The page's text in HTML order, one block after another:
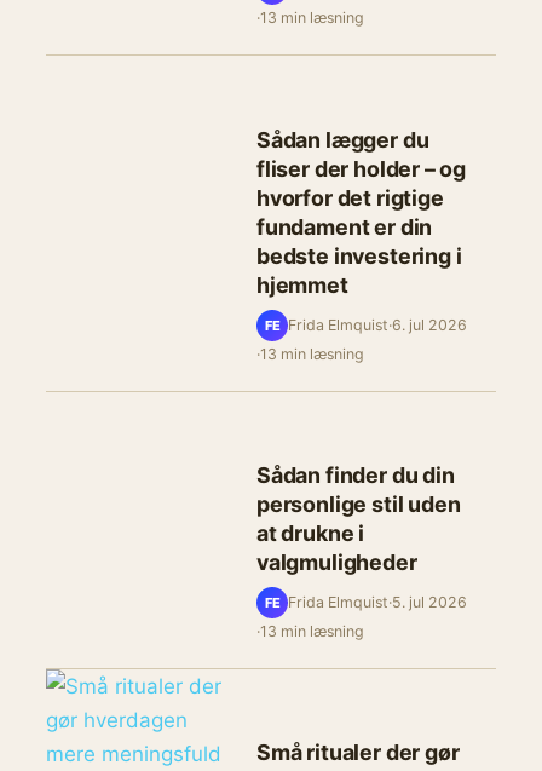
·13 min læsning
Sådan lægger du
fliser der holder – og
hvorfor det rigtige
fundament er din
bedste investering i
hjemmet
FE Frida Elmquist·6. jul 2026
·13 min læsning
Sådan finder du din
personlige stil uden
at drukne i
valgmuligheder
FE Frida Elmquist·5. jul 2026
·13 min læsning
Små ritualer der gør